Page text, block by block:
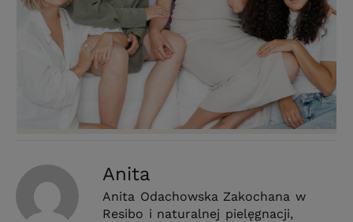
Anita
Anita Odachowska Zakochana w
Resibo i naturalnej pielęgnacji,